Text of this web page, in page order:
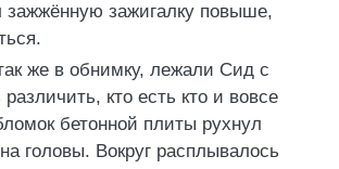
зажжённую зажигалку повыше,
же в обнимку, лежали Сид с
кто есть кто и вовсе
бетонной плиты рухнул
головы. Вокруг расплывалось